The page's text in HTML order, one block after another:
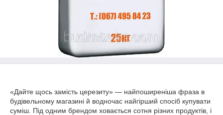
«Дайте щось замість церезиту» — найпоширеніша фраза в
будівельному магазині й водночас найгірший спосіб купувати
суміш. Під одним брендом ховається сотня різних продуктів, і